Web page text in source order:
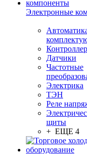
Электронные
Датчики
Частотные
Электрика
ТЭН
Реле
щиты
+ ЕЩЕ 4